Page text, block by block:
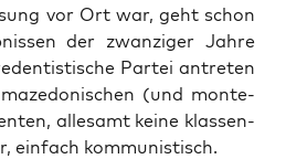
vor Ort war, geht schon
der zwan­zi­ger Jah­re
Par­tei antre­ten
(und mon­te­
alle­samt kei­ne klas­sen­
ein­fach kommunistisch.